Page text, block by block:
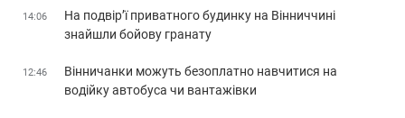
14:06
На подвір’ї приватного будинку на Вінниччині
знайшли бойову гранату
12:46
Вінничанки можуть безоплатно навчитися на
водійку автобуса чи вантажівки